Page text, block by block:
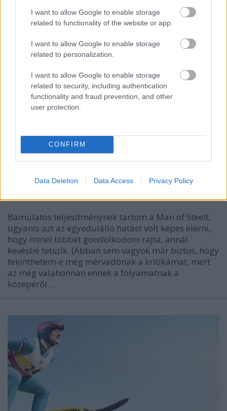
I want to allow Google to enable storage
related to functionality of the website or app.
I want to allow Google to enable storage
related to personalization.
I want to allow Google to enable storage
related to security, including authentication
functionality and fraud prevention, and other
user protection.
CONFIRM
Data Deletion Data Access Privacy Policy
hajnala / Batman v Superman: Dawn
of Justice (2016)
Best of minden, amit a szuperhősfilmekben
utálunk
Bámulatos teljesítménynek tartom a Man of Steelt,
ugyanis azt az egyedülálló hatást volt képes elérni,
hogy minél többet gondolkodom rajta, annál
kevésbé tetszik. (Abban sem vagyok már biztos, hogy
tekinthetem-e még mérvadónak a kritikámat, mert
az még valahonnan ennek a folyamatnak a
közepéről…